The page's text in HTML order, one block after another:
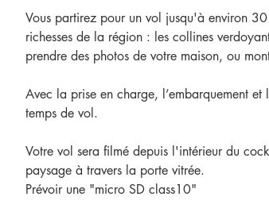
Vous partirez pour un vol jusqu'à environ
richesses de la région : les collines
prendre des photos de votre maison, ou
Avec la prise en charge, l’embarquement
temps de vol.
Votre vol sera filmé depuis l'intérieur du
paysage à travers la porte vitrée.
Prévoir une "micro SD class10"